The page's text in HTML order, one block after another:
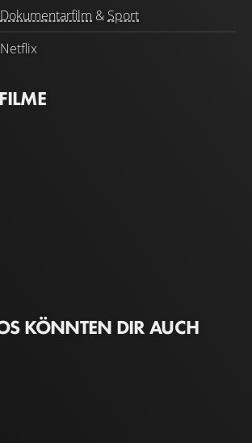
Dokumentarfilm & Sport
Netflix
KÖNNTEN DIR AUCH